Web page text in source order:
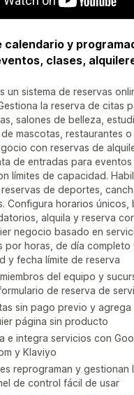
calendario y
clases,
un sistema de reservas
la reserva de citas
salones de belleza,
mascotas, restaurantes o
con reservas de
de entradas para
límites de capacidad.
de deportes,
Configura horarios
alquila y reserva
negocio basado en
por horas, de día
y fecha límite de reserva
del equipo y
de reserva de
sin pago previo y
página sin producto
e integra servicios con
y Klaviyo
reprograman y gestionan
de control fácil de usar